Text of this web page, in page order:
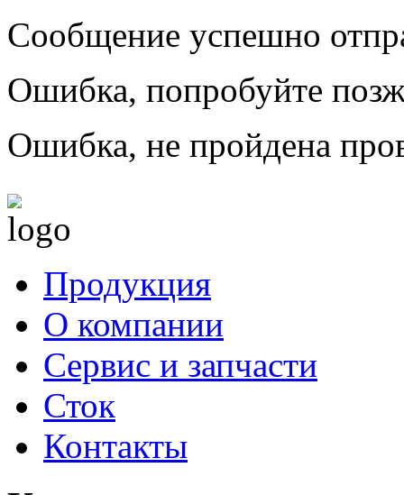
Сообщение успешно
Ошибка, попробуйте
Ошибка, не пройдена
Продукция
О компании
Сервис и запчасти
Сток
Контакты